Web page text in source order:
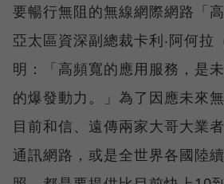
要暢行無阻的無線網際網路「
亞太區資深副總裁卡利‧阿何
明：「高頻寬的應用服務，是
的爆發動力。」為了因應未來
目前和信、遠傳兩家大哥大業
通訊網路，或是全世界各國陸